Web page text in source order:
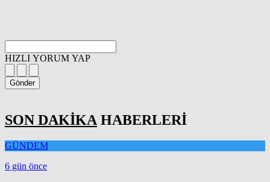
HIZLI YORUM YAP
Gönder
SON DAKİKA HABERLERİ
GÜNDEM
6 gün önce